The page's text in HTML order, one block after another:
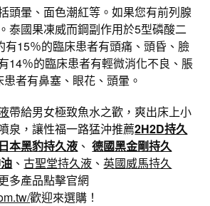
頭暈、面色潮紅等。如果您有前列腺
泰國果凍威而鋼副作用於5型磷酸二
有15％的臨床患者有頭痛、頭昏、臉
14％的臨床患者有輕微消化不良、脹
者有鼻塞、眼花、頭暈。
帶給男女極致魚水之歡，爽出床上小
泉，讓性福一路猛沖推薦2H2D持久
日本黑豹持久液 、 德國黑金剛持久
、古聖堂持久液 、英國威馬持久
多產品點擊官網
歡迎來選購！